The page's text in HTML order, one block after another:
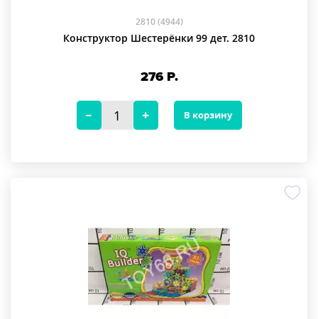
2810 (4944)
Конструктор Шестерёнки 99 дет. 2810
276Р.
В корзину